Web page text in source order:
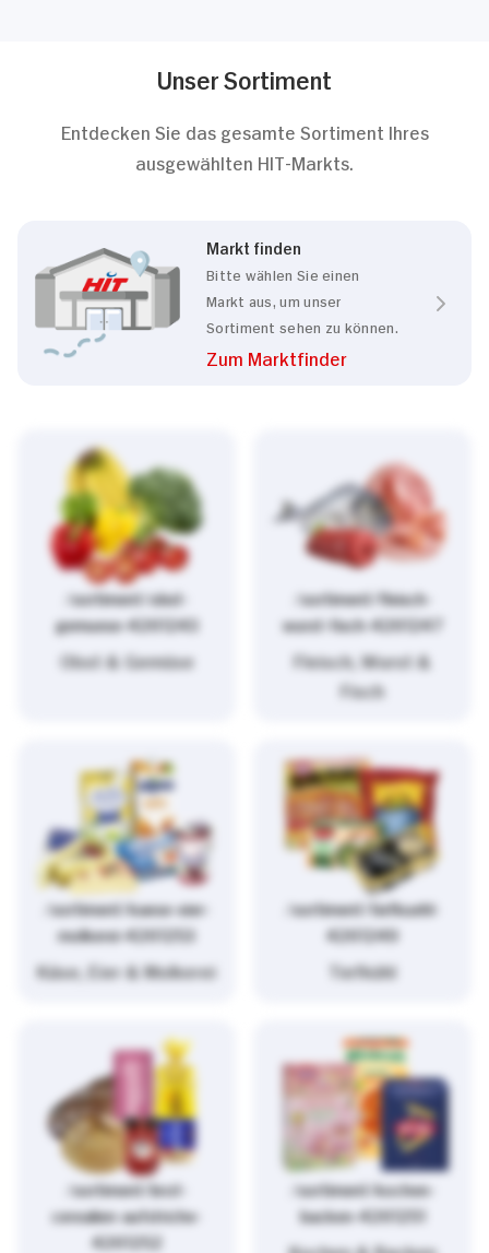
Unser Sortiment
Entdecken Sie das gesamte Sortiment Ihres
ausgewählten HIT-Markts.
Markt finden
Bitte wählen Sie einen
Markt aus, um unser
Sortiment sehen zu können.
Zum Marktfinder
/sortiment/obst-
gemuese-4261243
Obst & Gemüse
/sortiment/fleisch-
wurst-fisch-4261247
Fleisch, Wurst &
Fisch
/sortiment/kaese-eier-
molkerei-4261253
Käse, Eier & Molkerei
/sortiment/tiefkuehl-
4261249
Tiefkühl
/sortiment/brot-
cerealien-aufstriche-
4261252
/sortiment/kochen-
backen-4261251